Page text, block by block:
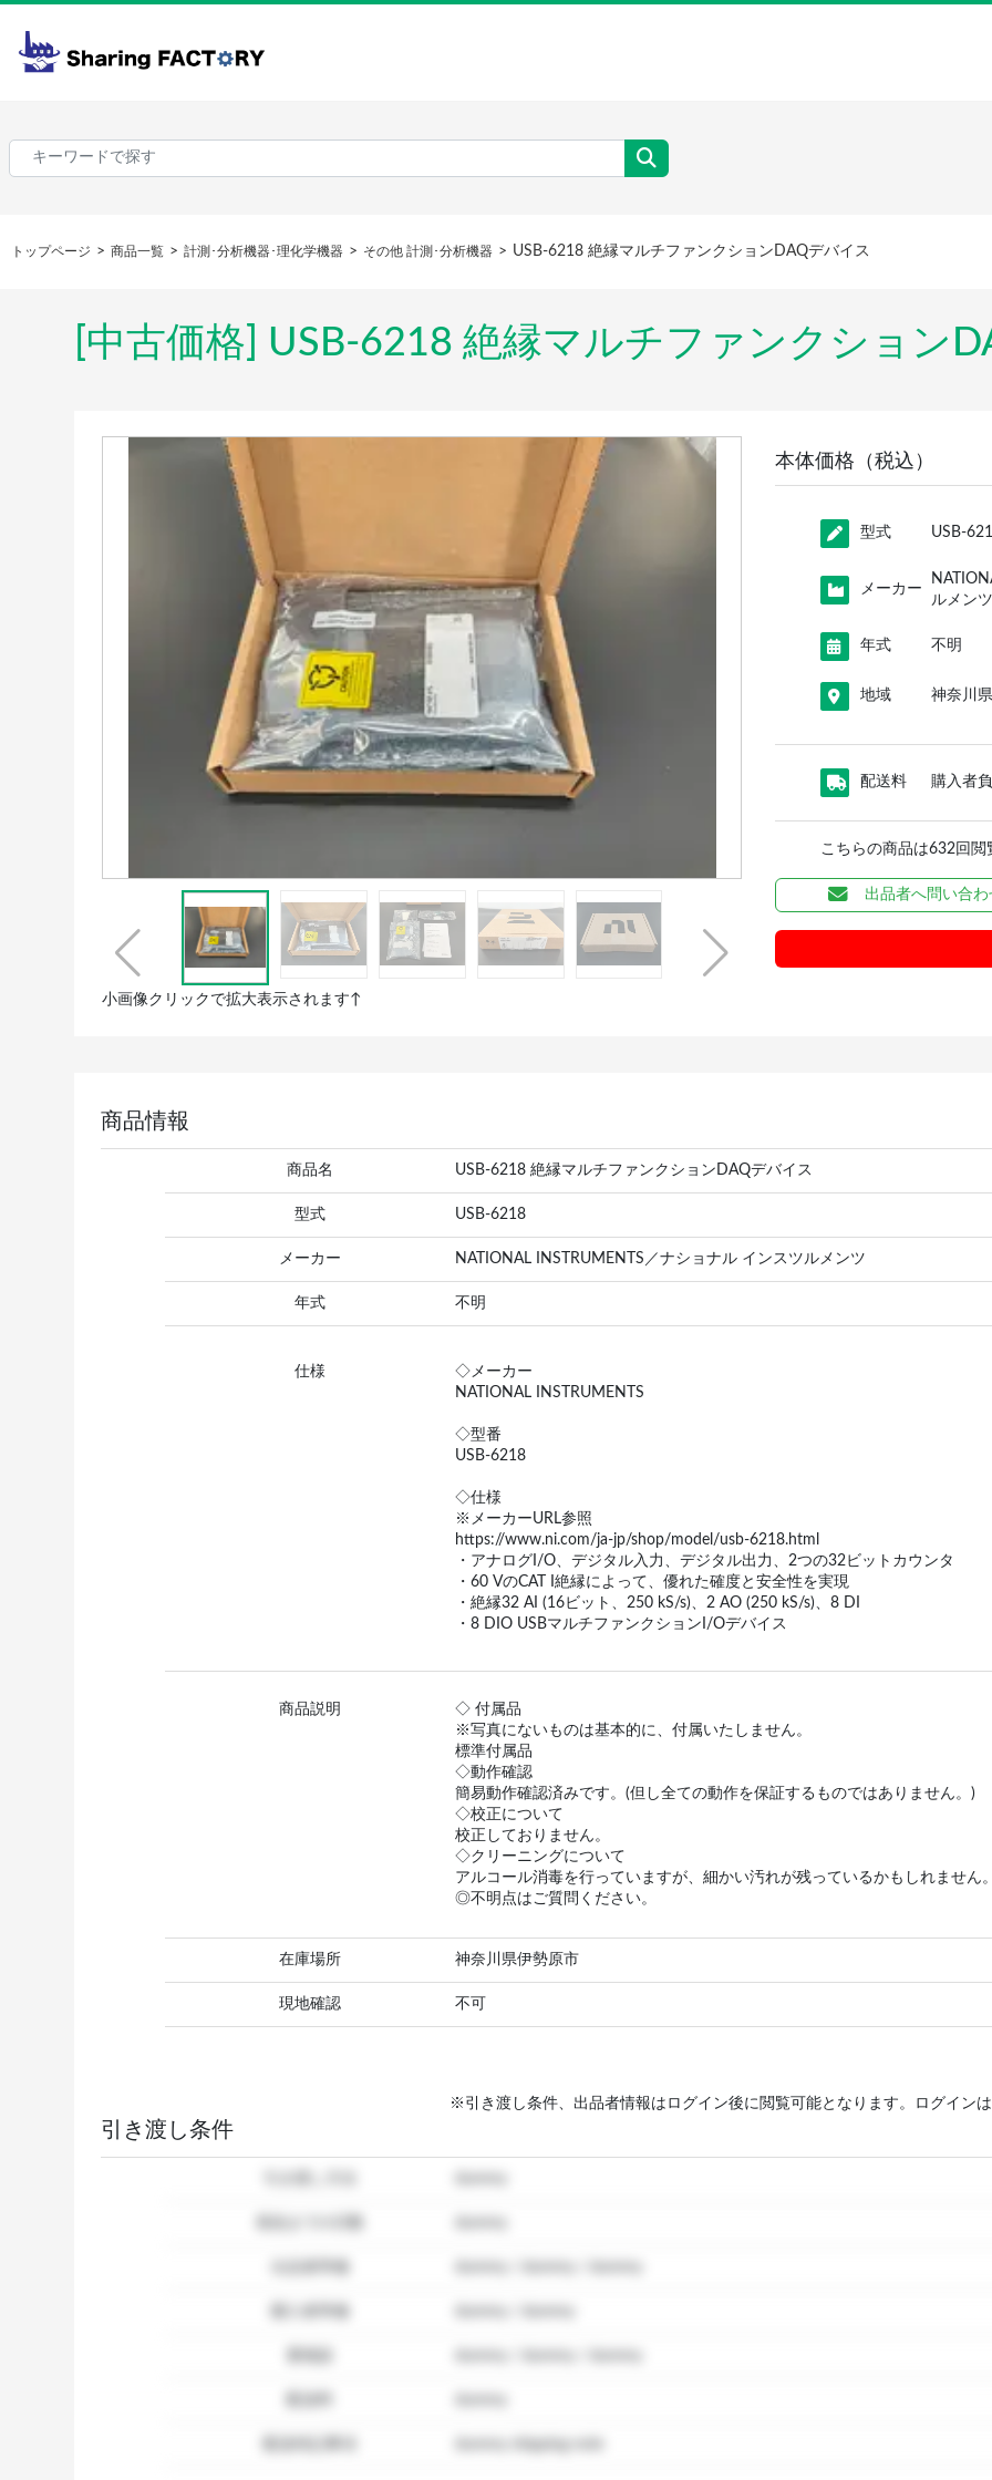
トップページ 商品一覧 計測･分析機器･理化学機器 その他 計測･分析機器 USB-6218 絶縁マルチファンクションDAQデバイス
[中古価格] USB-6218 絶縁マルチファンクション
小画像クリックで拡大表示されます↑
本体価格（税込）
型式 USB-
メーカー
ルメン
年式 不明
地域 神奈川
配送料 購入者
こちらの商品は632回
出品者へ問い合
商品情報
商品名 USB-6218 絶縁マルチファンクションDAQデバイス
型式 USB-6218
メーカー NATIONAL INSTRUMENTS／ナショナル インスツルメンツ
年式 不明
仕様
◇メーカー
NATIONAL INSTRUMENTS
◇型番
USB-6218
◇仕様
※メーカーURL参照
https://www.ni.com/ja-jp/shop/model/usb-6218.html
・アナログI/O、デジタル入力、デジタル出力、2つの32ビットカウンタ
・60 VのCAT I絶縁によって、優れた確度と安全性を実現
・絶縁32 AI (16ビット、250 kS/s)、2 AO (250 kS/s)、8 DI
・8 DIO USBマルチファンクションI/Oデバイス
商品説明
◇ 付属品
※写真にないものは基本的に、付属いたしません。
標準付属品
◇動作確認
簡易動作確認済みです。(但し全ての動作を保証するものではありません。)
◇校正について
校正しておりません。
◇クリーニングについて
アルコール消毒を行っていますが、細かい汚れが残っているかもしれません
◎不明点はご質問ください。
在庫場所 神奈川県伊勢原市
現地確認 不可
※引き渡し条件、出品者情報はログイン後に閲覧可能となります。ログインは
引き渡し条件